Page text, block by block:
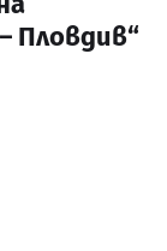
Пловдив“